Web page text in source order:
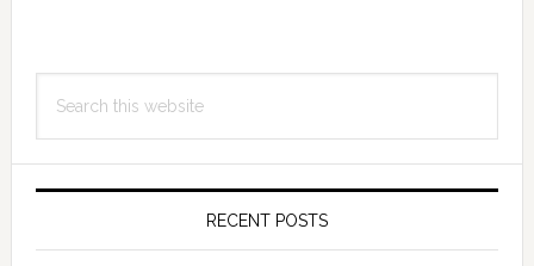
Primary
Sidebar
this
RECENT POSTS